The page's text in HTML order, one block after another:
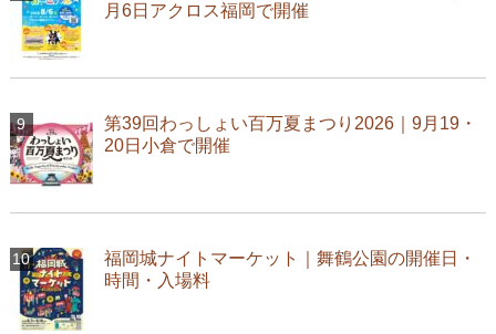
月6日アクロス福岡で開催
第39回わっしょい百万夏まつり2026｜9月19・
20日小倉で開催
福岡城ナイトマーケット｜舞鶴公園の開催日・
時間・入場料